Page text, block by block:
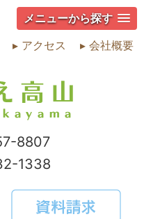
メニューから探す
▸ アクセス
▸ 会社概要
8807
1338